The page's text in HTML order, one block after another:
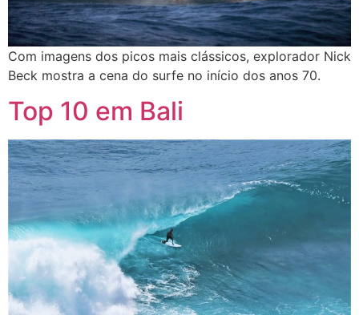
Com imagens dos picos mais clássicos, explorador Nick
Beck mostra a cena do surfe no início dos anos 70.
Top 10 em Bali